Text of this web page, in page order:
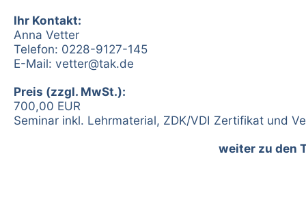
Ihr Kontakt:
Anna Vetter
Telefon: 0228-9127-145
E-Mail: vetter@tak.de
Preis (zzgl. MwSt.):
700,00 EUR
Seminar inkl. Lehrmaterial, ZDK/VDI Zertifikat und
weiter zu den